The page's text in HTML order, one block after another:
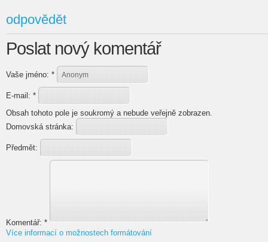
odpovědět
Poslat nový komentář
Vaše jméno: *
E-mail: *
Obsah tohoto pole je soukromý a nebude veřejně zobrazen.
Domovská stránka:
Předmět:
Komentář: *
Více informací o možnostech formátování